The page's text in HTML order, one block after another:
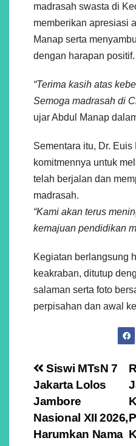
madrasah swasta di
memberikan apresiasi
Manap serta
dengan harapan positif.
“Terima kasih atas
Semoga madrasah di
ujar Abdul Manap
Sementara itu, Dr.
komitmennya untuk
telah berjalan dan
madrasah.
“Kami akan terus
kemajuan pendidikan
Kegiatan berlangsung
keakraban, ditutup
salaman serta foto
perpisahan dan awal
Navigasi
pos
Siswi MTsN 7
Jakarta Lolos
Jambore
Nasional XII 2026,
Harumkan Nama